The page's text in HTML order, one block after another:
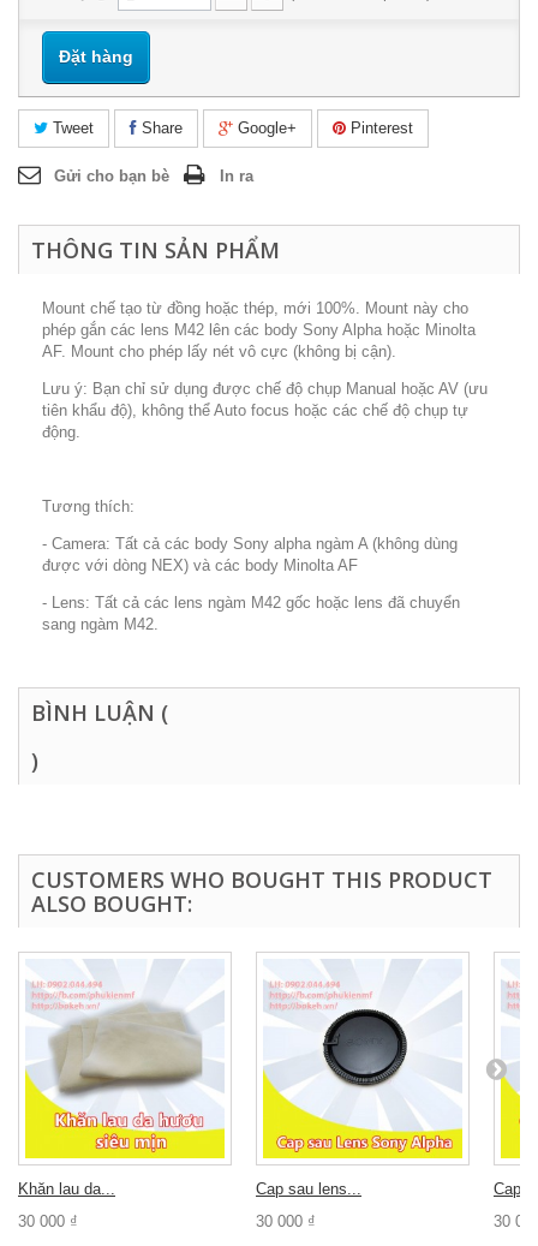
Đặt hàng
Tweet Share Google+ Pinterest
Gửi cho bạn bè In ra
THÔNG TIN SẢN PHẨM
Mount chế tạo từ đồng hoặc thép, mới 100%. Mount này cho
phép gắn các lens M42 lên các body Sony Alpha hoặc Minolta
AF. Mount cho phép lấy nét vô cực (không bị cận).
Lưu ý: Bạn chỉ sử dụng được chế độ chụp Manual hoặc AV (ưu
tiên khẩu độ), không thể Auto focus hoặc các chế độ chụp tự
động.
Tương thích:
- Camera: Tất cả các body Sony alpha ngàm A (không dùng
được với dòng NEX) và các body Minolta AF
- Lens: Tất cả các lens ngàm M42 gốc hoặc lens đã chuyển
sang ngàm M42.
BÌNH LUẬN (
)
CUSTOMERS WHO BOUGHT THIS PRODUCT
ALSO BOUGHT:
Khăn lau da...
30 000 ₫
Cap sau lens...
30 000 ₫
Cap
30